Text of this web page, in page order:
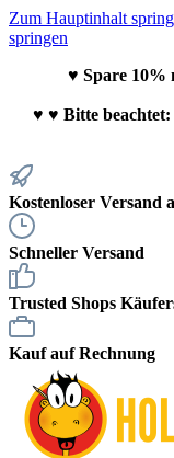
Zum Hauptinhalt
springen
♥ Spare 10%
♥ ♥ Bitte
Kostenloser Versand
Schneller Versand
Trusted Shops
Kauf auf Rechnung